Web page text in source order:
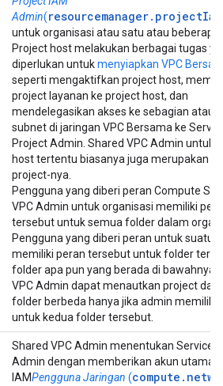
Admin(
untuk organisasi atau satu atau beberapa
Project host melakukan berbagai tugas
diperlukan untukmenyiapkan VPC
seperti mengaktifkan project host,
project layanan ke project host, dan
mendelegasikan akses ke sebagian atau
subnet di jaringan VPC Bersama ke
Project Admin. Shared VPC Admin untuk
host tertentu biasanya juga merupakan
project-nya.
Pengguna yang diberi peran Compute
VPC Admin untuk organisasi memiliki
tersebut untuk semua folder dalam
Pengguna yang diberi peran untuk suatu
memiliki peran tersebut untuk folder
folder apa pun yang berada di bawahnya.
VPC Admin dapat menautkan project
folder berbeda hanya jika admin memiliki
untuk kedua folder tersebut.
Shared VPC Admin menentukan Service
Admin dengan memberikan akun utama
IAMPengguna Jaringan (